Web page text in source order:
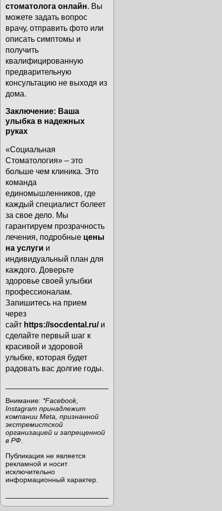
стоматолога онлайн. Вы
можете задать вопрос
врачу, отправить фото или
описать симптомы и
получить
квалифицированную
предварительную
консультацию не выходя из
дома.
Заключение: Ваша
улыбка в надежных
руках
«Социальная
Стоматология» – это
больше чем клиника. Это
команда
единомышленников, где
каждый специалист болеет
за свое дело. Мы
гарантируем прозрачность
лечения, подробные цены
на услуги и
индивидуальный план для
каждого. Доверьте
здоровье своей улыбки
профессионалам.
Запишитесь на прием
через
сайт https://socdental.ru/и
сделайте первый шаг к
красивой и здоровой
улыбке, которая будет
радовать вас долгие годы.
Внимание: *Facebook,
Instagram принадлежит
компании Meta, признанной
экстремистской
организацией и запрещенной
в РФ.
Публикация не является
рекламной и носит
исключительно
информационный характер.